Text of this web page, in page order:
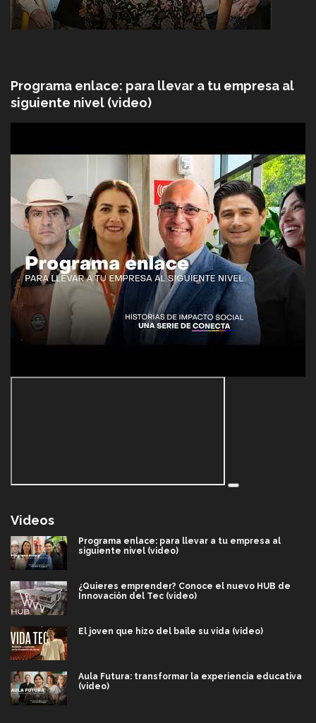
Programa enlace: para llevar a tu empresa al
siguiente nivel (video)
Videos
Programa enlace: para llevar a tu empresa al
siguiente nivel (video)
¿Quieres emprender? Conoce el nuevo HUB de
Innovación del Tec (video)
El joven que hizo del baile su vida (video)
Aula Futura: transformar la experiencia educativa
(video)